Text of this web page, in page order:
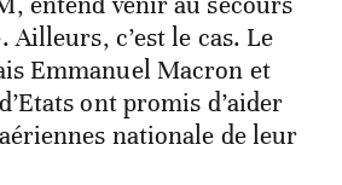
Ailleurs, c’est le cas. Le
Emmanuel Macron et
ont promis d’aider
nationale de leur